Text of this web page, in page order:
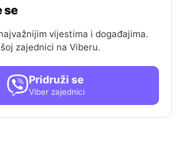
se
vijestima i događajima.
zajednici na Viberu.
Pridruži se
Viber zajednici